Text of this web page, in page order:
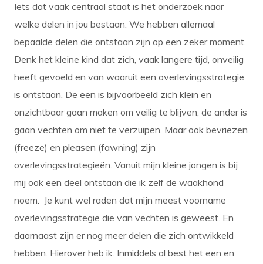
Iets dat vaak centraal staat is het onderzoek naar
welke delen in jou bestaan. We hebben allemaal
bepaalde delen die ontstaan zijn op een zeker moment.
Denk het kleine kind dat zich, vaak langere tijd, onveilig
heeft gevoeld en van waaruit een overlevingsstrategie
is ontstaan. De een is bijvoorbeeld zich klein en
onzichtbaar gaan maken om veilig te blijven, de ander is
gaan vechten om niet te verzuipen. Maar ook bevriezen
(freeze) en pleasen (fawning) zijn
overlevingsstrategieën. Vanuit mijn kleine jongen is bij
mij ook een deel ontstaan die ik zelf de waakhond
noem. Je kunt wel raden dat mijn meest voorname
overlevingsstrategie die van vechten is geweest. En
daarnaast zijn er nog meer delen die zich ontwikkeld
hebben. Hierover heb ik. Inmiddels al best het een en